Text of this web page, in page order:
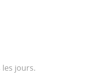
jours.